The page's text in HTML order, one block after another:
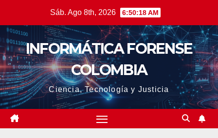
contenido
Sáb. Ago 8th, 2026 6:50:19 AM
INFORMÁTICA FORENSE
COLOMBIA
Ciencia, Tecnología y Justicia